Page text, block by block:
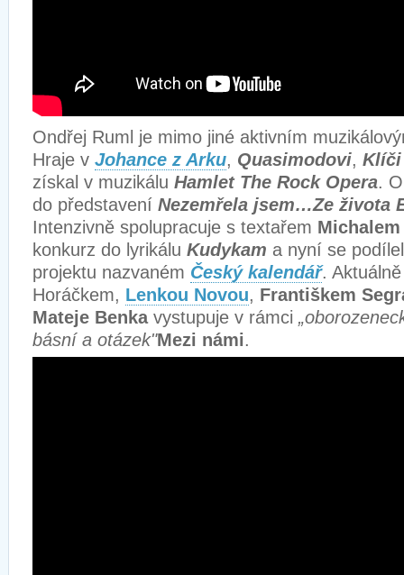
Ondřej Ruml je mimo jiné aktivním
Hraje v Johance z Arku, Quasimodovi,
získal v muzikálu Hamlet The Rock Opera.
do představení Nezemřela jsem…Ze života
Intenzivně spolupracuje s textařem
konkurz do lyrikálu Kudykam a nyní se
projektu nazvaném Český kalendář.
Horáčkem, Lenkou Novou, Františkem
Mateje Benkavystupuje v rámci
básní a otázek"Mezi námi.